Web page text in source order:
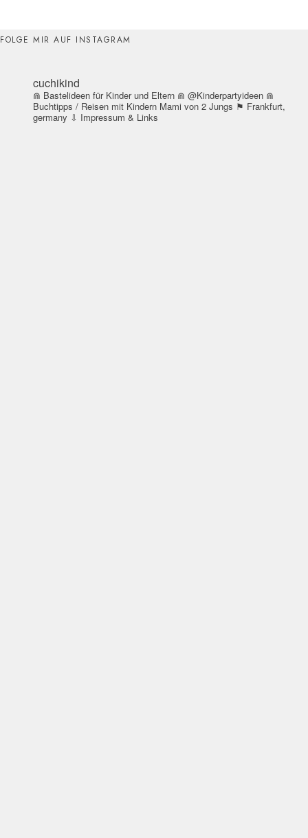
FOLGE MIR AUF INSTAGRAM
cuchikind
⋒ Bastelideen für Kinder und Eltern ⋒ @Kinderpartyideen ⋒
Buchtipps / Reisen mit Kindern Mami von 2 Jungs ⚑ Frankfurt,
germany ⇩ Impressum & Links